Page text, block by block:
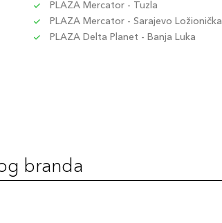
PLAZA Mercator - Tuzla
PLAZA Mercator - Sarajevo Ložionička
PLAZA Delta Planet - Banja Luka
branda